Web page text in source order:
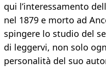
qui l’interessamento
nel 1879 e morto ad
spingere lo studio del
di leggervi, non solo
personalità del suo